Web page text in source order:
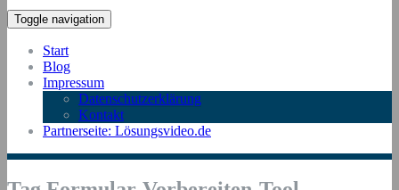
Toggle navigation
Start
Blog
Impressum
Datenschutzerklärung
Kontakt
Partnerseite: Lösungsvideo.de